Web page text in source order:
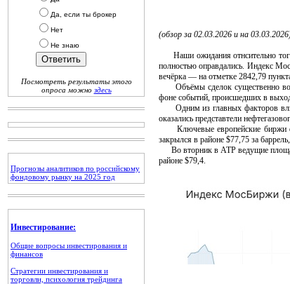
Да, если ты брокер
Нет
Не знаю
Посмотреть результаты этого
опроса можно здесь
Прогнозы аналитиков по российскому
фондовому рынку на 2025 год
Инвестирование:
Общие вопросы инвестирования и
финансов
Стратегии инвестирования и
торговли, психология трейдинга
(обзор за 02.03.2026 и на
Наши ожидания отнсительно того,
полностью оправдались. Индекс
вечёрка — на отметке 2842,79
Объёмы сделок существенно
фоне событий, происшедших в
Одним из главных факторов
оказались представтели
Ключевые европейские биржи
закрылся в районе $77,75 за
Во вторник в АТР ведущие
районе $79,4.